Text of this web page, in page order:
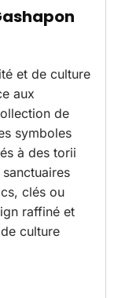
et de culture
aux
de
symboles
à des torii
clés ou
raffiné et
culture